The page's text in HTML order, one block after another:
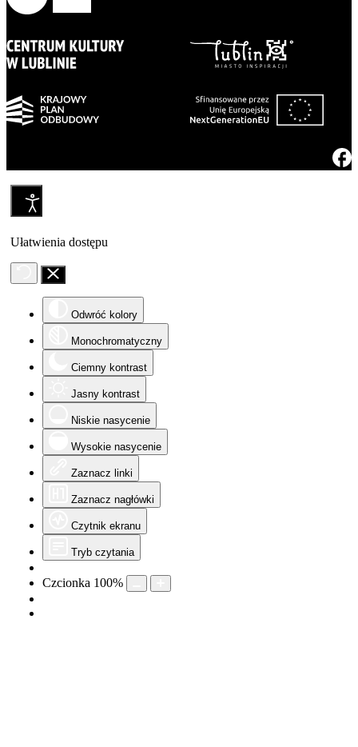
Ułatwienia dostępu
Odwróć kolory
Monochromatyczny
Ciemny kontrast
Jasny kontrast
Niskie nasycenie
Wysokie nasycenie
Zaznacz linki
Zaznacz nagłówki
Czytnik ekranu
Tryb czytania
Czcionka 100%